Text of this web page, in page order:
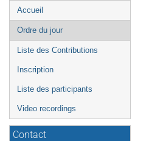
Menu
de
l'événement
Accueil
Ordre du jour
Liste des Contributions
Inscription
Liste des participants
Video recordings
Contact